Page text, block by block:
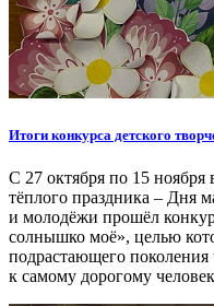
Итоги конкурса детского
С 27 октября по 15 ноября
тёплого праздника – Дня
и молодёжи прошёл
солнышко моё», целью
подрастающего
к самому дорогому